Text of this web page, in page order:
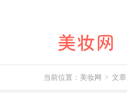
当前位置： 美妆网 > 文章